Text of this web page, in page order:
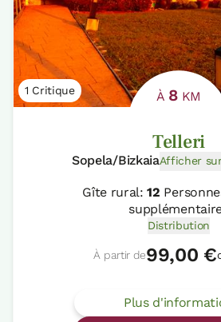
1 Critique À 8 KM
Telleri
Sopela/BizkaiaAfficher
Gîte rural:12
Distribution
À partir de99,00 €
Plus